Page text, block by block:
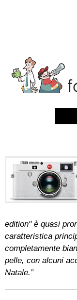
edition" è quasi
caratteristica
completamente
pelle, con alcuni
Natale.”